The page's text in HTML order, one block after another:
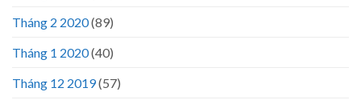
Tháng 2 2020(89)
Tháng 1 2020(40)
Tháng 12 2019(57)